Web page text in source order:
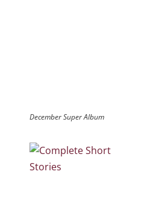
December Super Album